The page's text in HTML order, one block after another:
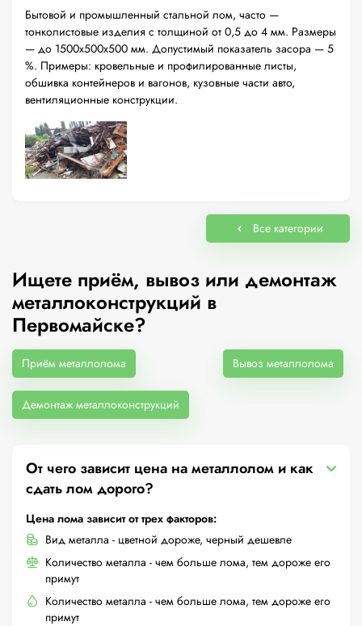
Бытовой и промышленный стальной лом, часто —
тонколистовые изделия с толщиной от 0,5 до 4 мм. Размеры
— до 1500х500х500 мм. Допустимый показатель засора — 5
%. Примеры: кровельные и профилированные листы,
обшивка контейнеров и вагонов, кузовные части авто,
вентиляционные конструкции.
Все категории
Ищете приём, вывоз или демонтаж
металлоконструкций в
Первомайске?
Приём металлолома Вывоз металлолома
Демонтаж металлоконструкций
От чего зависит цена на металлолом и как
сдать лом дорого?
Цена лома зависит от трех факторов:
Вид металла - цветной дороже, черный дешевле
Количество металла - чем больше лома, тем дороже его
примут
Количество металла - чем больше лома, тем дороже его
примут